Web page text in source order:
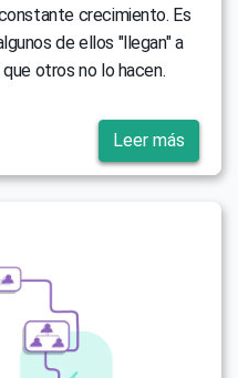
crecimiento. Es
de ellos "llegan" a
otros no lo hacen.
Leer más